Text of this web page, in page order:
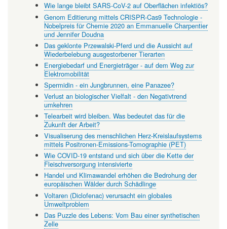
Wie lange bleibt SARS-CoV-2 auf Oberflächen infektiös?
Genom Editierung mittels CRISPR-Cas9 Technologie -
Nobelpreis für Chemie 2020 an Emmanuelle Charpentier
und Jennifer Doudna
Das geklonte Przewalski-Pferd und die Aussicht auf
Wiederbelebung ausgestorbener Tierarten
Energiebedarf und Energieträger - auf dem Weg zur
Elektromobilität
Spermidin - ein Jungbrunnen, eine Panazee?
Verlust an biologischer Vielfalt - den Negativtrend
umkehren
Telearbeit wird bleiben. Was bedeutet das für die
Zukunft der Arbeit?
Visualiserung des menschlichen Herz-Kreislaufsystems
mittels Positronen-Emissions-Tomographie (PET)
Wie COVID-19 entstand und sich über die Kette der
Fleischversorgung intensivierte
Handel und Klimawandel erhöhen die Bedrohung der
europäischen Wälder durch Schädlinge
Voltaren (Diclofenac) verursacht ein globales
Umweltproblem
Das Puzzle des Lebens: Vom Bau einer synthetischen
Zelle